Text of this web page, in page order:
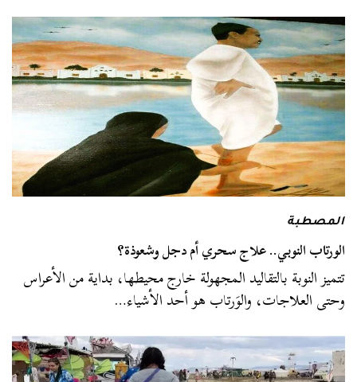
المصطبة
الورتاب النوبي.. علاج سحري أم دجل وشعوذة؟
تتميز النوبة بالتقاليد المجهولة خارج محيطها، بداية من الأعراس
وحتى العلاجات، والوَرتاب هو أحد الأشياء…